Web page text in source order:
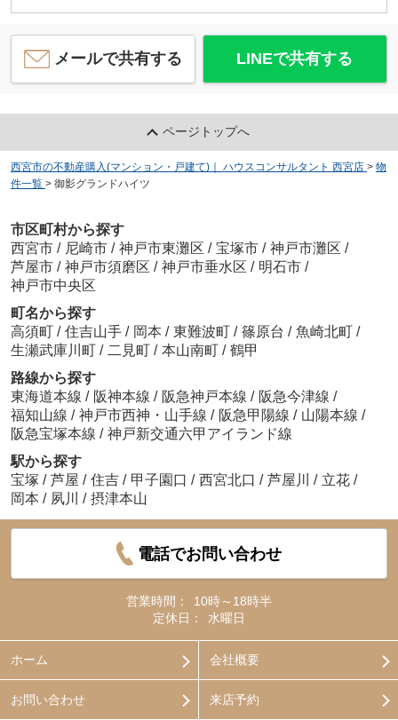
メールで共有する LINEで共有する
ページトップへ
西宮市の不動産購入(マンション・戸建て)｜ ハウスコンサルタント 西宮店 > 物
件一覧 > 御影グランドハイツ
市区町村から探す
西宮市 / 尼崎市 / 神戸市東灘区 / 宝塚市 / 神戸市灘区 /
芦屋市 / 神戸市須磨区 / 神戸市垂水区 / 明石市 /
神戸市中央区
町名から探す
高須町 / 住吉山手 / 岡本 / 東難波町 / 篠原台 / 魚崎北町 /
生瀬武庫川町 / 二見町 / 本山南町 / 鶴甲
路線から探す
東海道本線 / 阪神本線 / 阪急神戸本線 / 阪急今津線 /
福知山線 / 神戸市西神・山手線 / 阪急甲陽線 / 山陽本線 /
阪急宝塚本線 / 神戸新交通六甲アイランド線
駅から探す
宝塚 / 芦屋 / 住吉 / 甲子園口 / 西宮北口 / 芦屋川 / 立花 /
岡本 / 夙川 / 摂津本山
電話でお問い合わせ
営業時間：
10時～18時半
定休日：
水曜日
ホーム 会社概要
お問い合わせ 来店予約